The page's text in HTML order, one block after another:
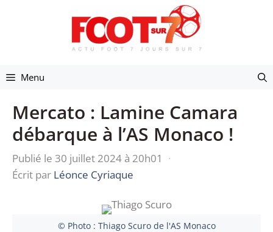
Menu
Mercato : Lamine Camara
débarque à l’AS Monaco !
Publié le 30 juillet 2024 à 20h01
·
Écrit par Léonce Cyriaque
© Photo : Thiago Scuro de l'AS Monaco